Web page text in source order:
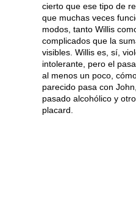
cierto que ese tipo de
que muchas veces
modos, tanto Willis
complicados que la
visibles. Willis es, sí,
intolerante, pero el
al menos un poco,
parecido pasa con
pasado alcohólico y
placard.